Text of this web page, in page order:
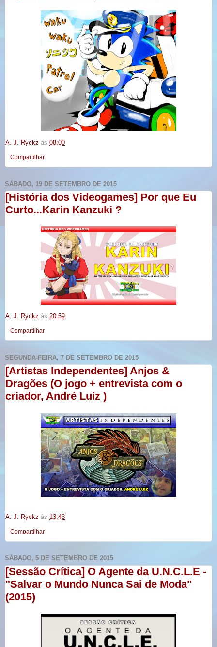
A. J. Ryckz às 08:00
Compartilhar
SÁBADO, 19 DE SETEMBRO DE 2015
[História dos Videogames] Por que Eu
Curto...Karin Kanzuki ?
A. J. Ryckz às 20:59
Compartilhar
SEGUNDA-FEIRA, 7 DE SETEMBRO DE 2015
[Artistas Independentes] Anjos &
Dragões (O jogo + entrevista com o
criador, André Luiz )
A. J. Ryckz às 13:43
Compartilhar
SÁBADO, 5 DE SETEMBRO DE 2015
[Sessão Crítica] O Agente da U.N.C.L.E -
"Salvar o Mundo Nunca Sai de Moda"
(2015)